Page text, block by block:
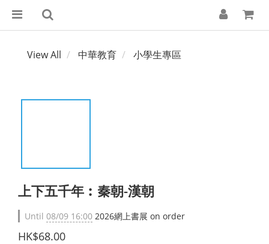
View All 中華教育 小學生專區
上下五千年︰秦朝-漢朝
Until 08/09 16:00 2026網上書展 on order
HK$68.00